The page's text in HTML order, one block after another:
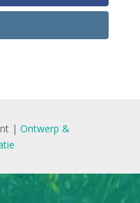
| Ontwerp &